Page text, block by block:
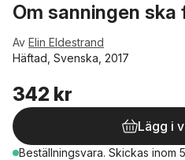
Om sanningen ska
Av Elin Eldestrand
Häftad, Svenska, 2017
342 kr
Lägg i
Beställningsvara. Skickas inom